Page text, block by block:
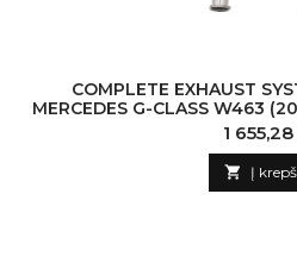
COMPLETE EXHAUST
MERCEDES G-CLASS W463
G65 TRIPLE MUFFLER
Kaina
1
 Į